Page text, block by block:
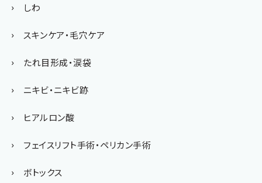
しわ
スキンケア・毛穴ケア
たれ目形成・涙袋
ニキビ・ニキビ跡
ヒアルロン酸
フェイスリフト手術・ペリカン手術
ボトックス